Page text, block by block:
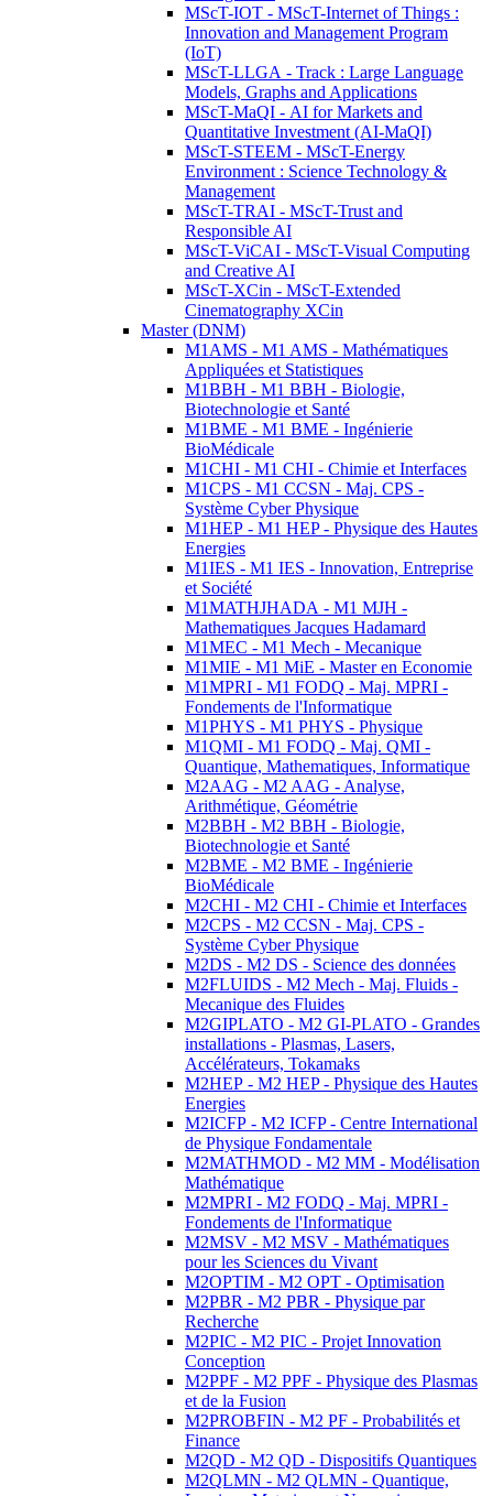
MScT-IOT - MScT-Internet of Things :
Innovation and Management Program
(IoT)
MScT-LLGA - Track : Large Language
Models, Graphs and Applications
MScT-MaQI - AI for Markets and
Quantitative Investment (AI-MaQI)
MScT-STEEM - MScT-Energy
Environment : Science Technology &
Management
MScT-TRAI - MScT-Trust and
Responsible AI
MScT-ViCAI - MScT-Visual Computing
and Creative AI
MScT-XCin - MScT-Extended
Cinematography XCin
Master (DNM)
M1AMS - M1 AMS - Mathématiques
Appliquées et Statistiques
M1BBH - M1 BBH - Biologie,
Biotechnologie et Santé
M1BME - M1 BME - Ingénierie
BioMédicale
M1CHI - M1 CHI - Chimie et Interfaces
M1CPS - M1 CCSN - Maj. CPS -
Système Cyber Physique
M1HEP - M1 HEP - Physique des Hautes
Energies
M1IES - M1 IES - Innovation, Entreprise
et Société
M1MATHJHADA - M1 MJH -
Mathematiques Jacques Hadamard
M1MEC - M1 Mech - Mecanique
M1MIE - M1 MiE - Master en Economie
M1MPRI - M1 FODQ - Maj. MPRI -
Fondements de l'Informatique
M1PHYS - M1 PHYS - Physique
M1QMI - M1 FODQ - Maj. QMI -
Quantique, Mathematiques, Informatique
M2AAG - M2 AAG - Analyse,
Arithmétique, Géométrie
M2BBH - M2 BBH - Biologie,
Biotechnologie et Santé
M2BME - M2 BME - Ingénierie
BioMédicale
M2CHI - M2 CHI - Chimie et Interfaces
M2CPS - M2 CCSN - Maj. CPS -
Système Cyber Physique
M2DS - M2 DS - Science des données
M2FLUIDS - M2 Mech - Maj. Fluids -
Mecanique des Fluides
M2GIPLATO - M2 GI-PLATO - Grandes
installations - Plasmas, Lasers,
Accélérateurs, Tokamaks
M2HEP - M2 HEP - Physique des Hautes
Energies
M2ICFP - M2 ICFP - Centre International
de Physique Fondamentale
M2MATHMOD - M2 MM - Modélisation
Mathématique
M2MPRI - M2 FODQ - Maj. MPRI -
Fondements de l'Informatique
M2MSV - M2 MSV - Mathématiques
pour les Sciences du Vivant
M2OPTIM - M2 OPT - Optimisation
M2PBR - M2 PBR - Physique par
Recherche
M2PIC - M2 PIC - Projet Innovation
Conception
M2PPF - M2 PPF - Physique des Plasmas
et de la Fusion
M2PROBFIN - M2 PF - Probabilités et
Finance
M2QD - M2 QD - Dispositifs Quantiques
M2QLMN - M2 QLMN - Quantique,